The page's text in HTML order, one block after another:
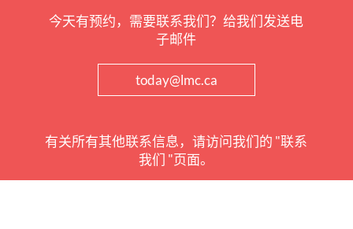
今天有预约，需要联系我们？给我们发送电
子邮件
today@lmc.ca
有关所有其他联系信息，请访问我们的 "联系
我们 "页面。